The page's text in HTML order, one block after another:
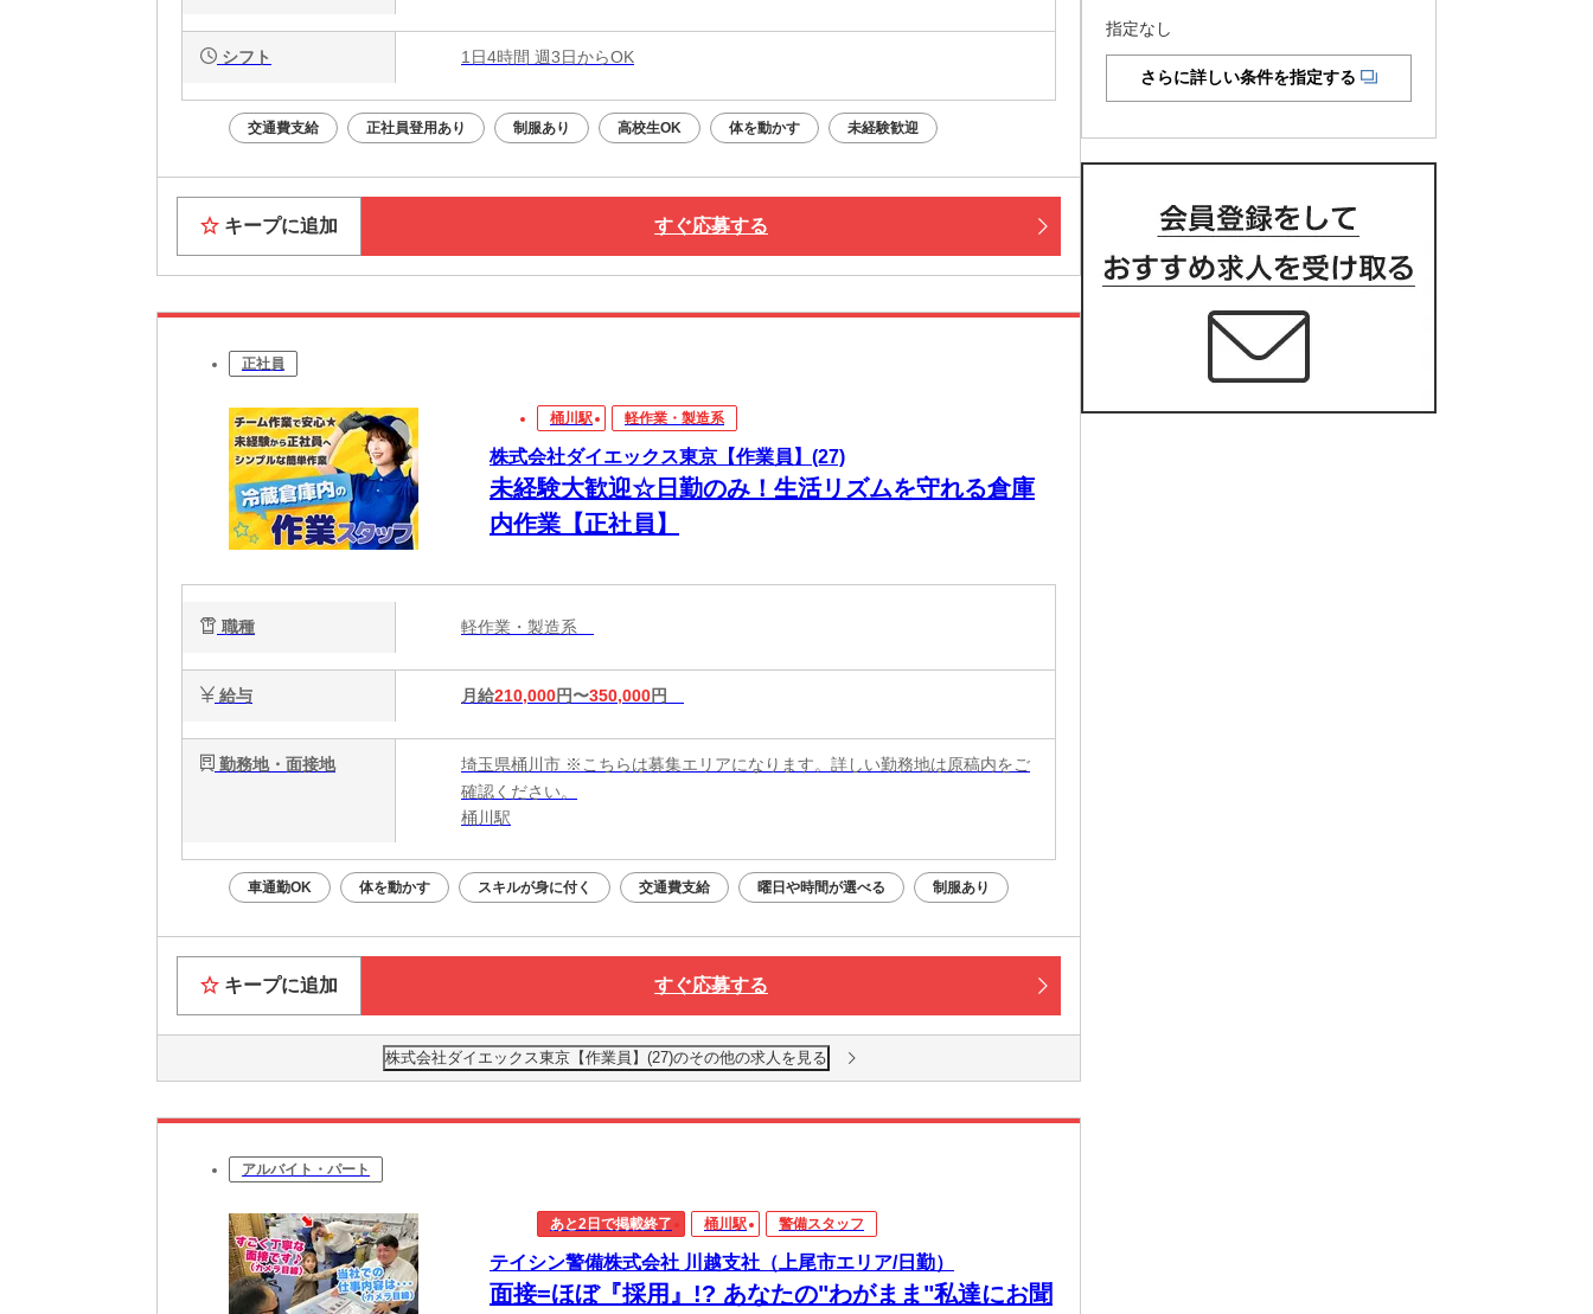
シフト 1日4時間 週3日からOK
交通費支給 正社員登用あり 制服あり 高校生OK 体を動かす 未経験歓迎
キープに追加 すぐ応募する
正社員
桶川駅 軽作業・製造系
株式会社ダイエックス東京【作業員】(27)
未経験大歓迎☆日勤のみ！生活リズムを守れる倉庫
内作業【正社員】
職種 軽作業・製造系
給与 月給210,000円〜350,000円
勤務地・面接地
埼玉県桶川市 ※こちらは募集エリアになります。詳しい勤務地は原稿内をご
確認ください。
桶川駅
車通勤OK 体を動かす スキルが身に付く 交通費支給 曜日や時間が選べる 制服あり
キープに追加 すぐ応募する
株式会社ダイエックス東京【作業員】(27)のその他の求人を見る
アルバイト・パート
あと2日で掲載終了 桶川駅 警備スタッフ
テイシン警備株式会社 川越支社（上尾市エリア/日勤）
面接=ほぼ『採用』!? あなたの"わがまま"私達にお聞
指定なし
さらに詳しい条件を指定する